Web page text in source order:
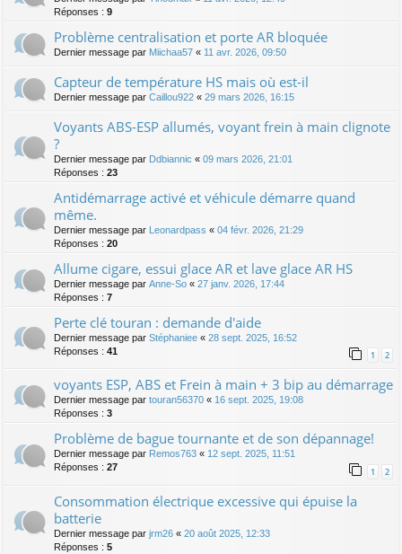
Réponses : 9
Problème centralisation et porte AR bloquée
Dernier message par Miichaa57 « 11 avr. 2026, 09:50
Capteur de température HS mais où est-il
Dernier message par Caillou922 « 29 mars 2026, 16:15
Voyants ABS-ESP allumés, voyant frein à main clignote
?
Dernier message par Ddbiannic « 09 mars 2026, 21:01
Réponses : 23
Antidémarrage activé et véhicule démarre quand
même.
Dernier message par Leonardpass « 04 févr. 2026, 21:29
Réponses : 20
Allume cigare, essui glace AR et lave glace AR HS
Dernier message par Anne-So « 27 janv. 2026, 17:44
Réponses : 7
Perte clé touran : demande d'aide
Dernier message par Stéphaniee « 28 sept. 2025, 16:52
Réponses : 41 1 2
voyants ESP, ABS et Frein à main + 3 bip au démarrage
Dernier message par touran56370 « 16 sept. 2025, 19:08
Réponses : 3
Problème de bague tournante et de son dépannage!
Dernier message par Remos763 « 12 sept. 2025, 11:51
Réponses : 27 1 2
Consommation électrique excessive qui épuise la
batterie
Dernier message par jrm26 « 20 août 2025, 12:33
Réponses : 5